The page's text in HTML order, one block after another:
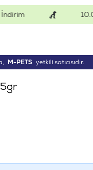
M-PETS yetkili satıcısıdır.